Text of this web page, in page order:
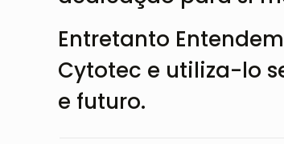
Entretanto
Cytotec e utiliza-lo
e futuro.